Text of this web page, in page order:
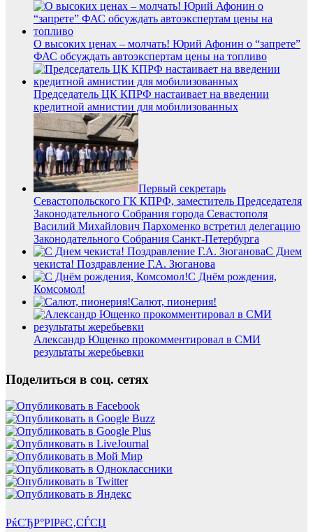
О высоких ценах – молчать! Юрий Афонин о “запрете”
ФАС обсуждать автоэкспертам цены на топливо
Председатель ЦК КПРФ настаивает на введении
кредитной амнистии для мобилизованных
Первый секретарь
Севастопольского ГК КПРФ, заместитель Председателя
Законодательного Собрания города Севастополя
Василий Михайлович Пархоменко встретил делегацию
Законодательного Собрания Санкт-Петербурга
С Днем
чекиста! Поздравление Г.А. Зюганова
С Днём рождения,
Комсомол!
Салют, пионерия!
Александр Ющенко прокомментировал в СМИ
результаты жеребьевки
Поделиться в соц. сетях
РќСЂР°РІРёС‚СЃСЏ